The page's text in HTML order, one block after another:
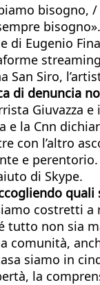
bisogno,
di Eugenio
streaming
San Siro,
di denuncia
Giuvazza
e la Cnn
con l’altro
e
di Skype.
quali
costretti a
tutto non sia
comunità,
siamo in
la